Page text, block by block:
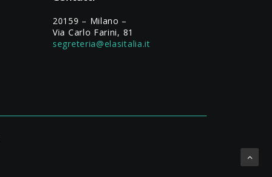
20159 – Milano –
Via Carlo Farini, 81
segreteria@elasitalia.it